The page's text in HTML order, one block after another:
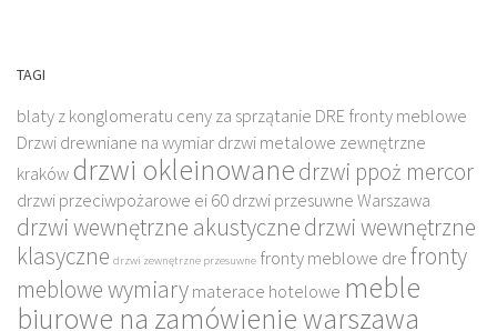
TAGI
blaty z konglomeratu ceny za sprzątanie DRE fronty meblowe
Drzwi drewniane na wymiardrzwi metalowe zewnętrzne
kraków drzwi okleinowanedrzwi ppoż mercor
drzwi przeciwpożarowe ei 60drzwi przesuwne Warszawa
drzwi wewnętrzne akustycznedrzwi wewnętrzne
klasyczne drzwi zewnętrzne przesuwne fronty meblowe drefronty
meblowe wymiarymaterace hotelowe meble
biurowe na zamówienie warszawa